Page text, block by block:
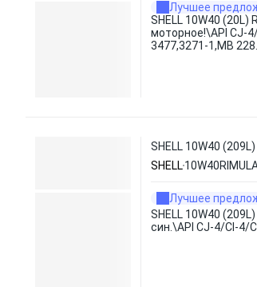
Лучшее
SHELL 10W40 (20L)
моторное!\API CJ-4/
3477,3271-1,MB
SHELL 10W40
SHELL
Лучшее
SHELL 10W40
син.\API CJ-4/CI-4/